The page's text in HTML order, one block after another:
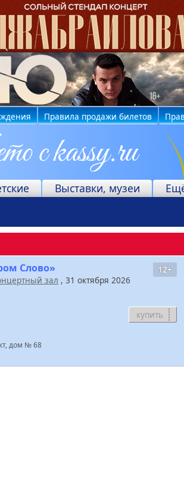
Правила продажи билетов
Выставки, музеи
12+
Слово»
зал , 31 октября 2026
купить
дом № 68